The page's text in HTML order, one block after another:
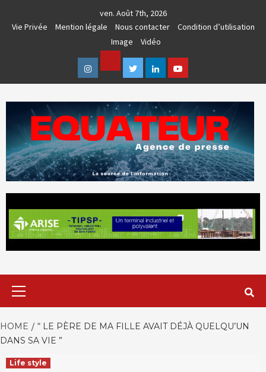
ven. Août 7th, 2026
Vie Privée
Mention légale Nous contacter
Condition d’utilisation
Image
Vidéo
Instagram
Facebook
TwitterLinkedinYoutube
EQUATEUR
HOME
“ LE PÈRE DE MA FILLE AVAIT DÉJÀ QUELQU’UN
DANS SA VIE ”
Life style